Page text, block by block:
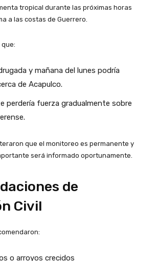
tropical durante las próximas horas
a las costas de Guerrero.
y mañana del lunes podría
de Acapulco.
perdería fuerza gradualmente sobre
que el monitoreo es permanente y
será informado oportunamente.
de
Civil
o arroyos crecidos